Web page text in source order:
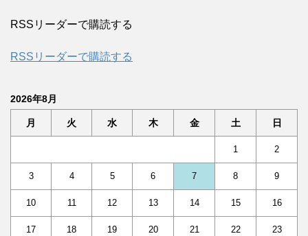
RSSリーダーで購読する
RSSリーダーで購読する
2026年8月
月 火 水 木 金 土 日
1 2
3 4 5 6 7 8 9
10 11 12 13 14 15 16
17 18 19 20 21 22 23